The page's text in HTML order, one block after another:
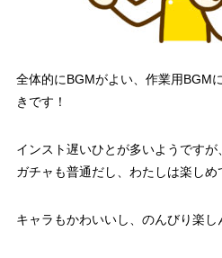
全体的にBGMがよい、作業用BGM
きです！
インスト遅いひとが多いようですが
ガチャも普通だし、わたしは楽しめ
キャラもかわいいし、のんびり楽し